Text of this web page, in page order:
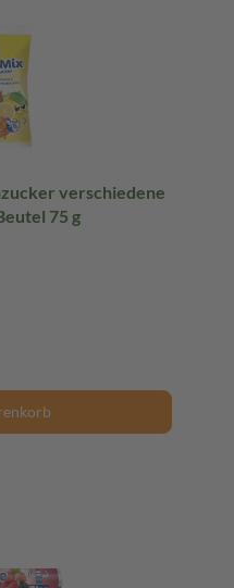
verschiedene
75 g